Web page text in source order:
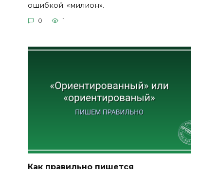
ошибкой: «милион».
0 1
Как правильно пишется